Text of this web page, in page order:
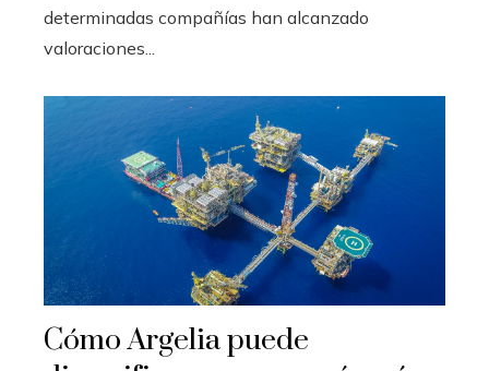
determinadas compañías han alcanzado
valoraciones...
Cómo Argelia puede